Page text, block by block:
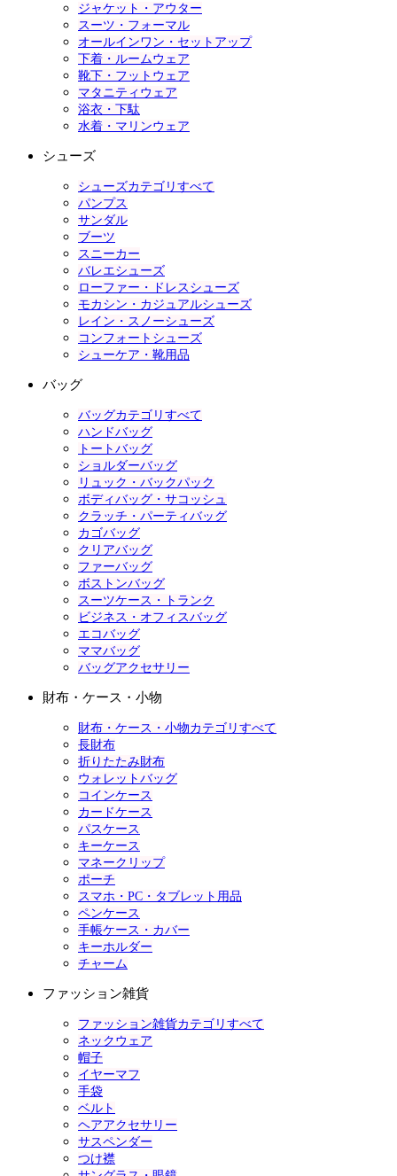
ジャケット・アウター
スーツ・フォーマル
オールインワン・セットアップ
下着・ルームウェア
靴下・フットウェア
マタニティウェア
浴衣・下駄
水着・マリンウェア
シューズ
シューズカテゴリすべて
パンプス
サンダル
ブーツ
スニーカー
バレエシューズ
ローファー・ドレスシューズ
モカシン・カジュアルシューズ
レイン・スノーシューズ
コンフォートシューズ
シューケア・靴用品
バッグ
バッグカテゴリすべて
ハンドバッグ
トートバッグ
ショルダーバッグ
リュック・バックパック
ボディバッグ・サコッシュ
クラッチ・パーティバッグ
カゴバッグ
クリアバッグ
ファーバッグ
ボストンバッグ
スーツケース・トランク
ビジネス・オフィスバッグ
エコバッグ
ママバッグ
バッグアクセサリー
財布・ケース・小物
財布・ケース・小物カテゴリすべて
長財布
折りたたみ財布
ウォレットバッグ
コインケース
カードケース
パスケース
キーケース
マネークリップ
ポーチ
スマホ・PC・タブレット用品
ペンケース
手帳ケース・カバー
キーホルダー
チャーム
ファッション雑貨
ファッション雑貨カテゴリすべて
ネックウェア
帽子
イヤーマフ
手袋
ベルト
ヘアアクセサリー
サスペンダー
つけ襟